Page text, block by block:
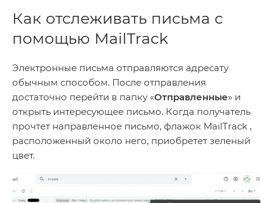
Как отслеживать письма с
помощью MailTrack
Электронные письма отправляются адресату
обычным способом. После отправления
достаточно перейти в папку «Отправленные» и
открыть интересующее письмо. Когда получатель
прочтет направленное письмо, флажок MailTrack ,
расположенный около него, приобретет зеленый
цвет.